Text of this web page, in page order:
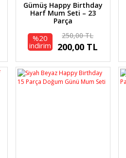
Gümüş Happy Birthday
Harf Mum Seti – 23
Parça
%20
indirim
250,00 TL
200,00 TL